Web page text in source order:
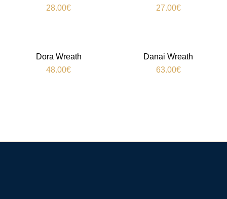
28.00€
27.00€
Dora Wreath
48.00€
Danai Wreath
63.00€